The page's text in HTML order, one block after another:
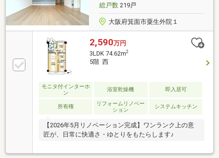
総戸数219戸
大阪府箕面市粟生外院１
2,590万円
3LDK 74.62m2
5階 西
モニタ付インターホ
ン
浴室乾燥機 即入居可
所有権
リフォームリノベー
ション
システムキッチン
【2026年5月リノベーション完成】ワンランク上の意
匠が、日常に快適さ・ゆとりをもたらします♪